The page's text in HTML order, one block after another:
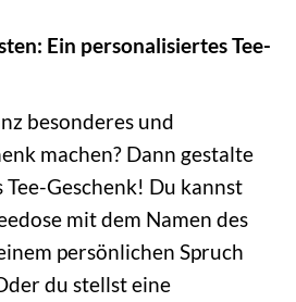
Ein personalisiertes Tee-
besonderes und
machen? Dann gestalte
Geschenk! Du kannst
mit dem Namen des
persönlichen Spruch
du stellst eine